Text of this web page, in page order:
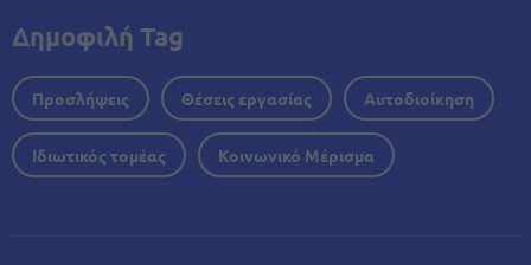
Δημοφιλή Tag
Προσλήψεις Θέσεις εργασίας Αυτοδιοίκηση
Ιδιωτικός τομέας Κοινωνικό Μέρισμα